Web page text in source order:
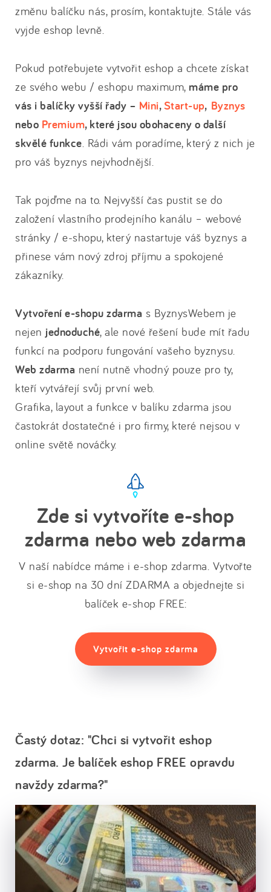
změnu balíčku nás, prosím, kontaktujte. Stále vás
vyjde eshop levně.
Pokud potřebujete vytvořit eshop a chcete získat
ze svého webu / eshopu maximum, máme pro
vás i balíčky vyšší řady – Mini,Start-up, Byznys
nebo Premium, které jsou obohaceny o další
skvělé funkce . Rádi vám poradíme, který z nich je
pro váš byznys nejvhodnější.
Tak pojďme na to. Nejvyšší čas pustit se do
založení vlastního prodejního kanálu – webové
stránky / e-shopu, který nastartuje váš byznys a
přinese vám nový zdroj příjmu a spokojené
zákazníky.
Vytvoření e-shopu zdarma s ByznysWebem je
nejen jednoduché, ale nové řešení bude mít řadu
funkcí na podporu fungování vašeho byznysu.
Web zdarma není nutně vhodný pouze pro ty,
kteří vytvářejí svůj první web.
Grafika, layout a funkce v balíku zdarma jsou
častokrát dostatečné i pro firmy, které nejsou v
online světě nováčky.
Zde si vytvoříte e-shop
zdarma nebo web zdarma
V naší nabídce máme i e-shop zdarma. Vytvořte
si e-shop na 30 dní ZDARMA a objednejte si
balíček e-shop FREE:
Vytvořit e-shop zdarma
Častý dotaz: "Chci si vytvořit eshop
zdarma. Je balíček eshop FREE opravdu
navždy zdarma?"